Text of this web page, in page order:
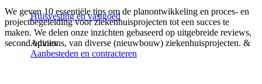
Huisvesting en vastgoed
Advies
Aanbesteden en contracteren
We geven 10 essentiële tips om de planontwikkeling en proces- en
projectbegeleiding voor ziekenhuisprojecten tot een succes te
maken. We delen onze inzichten gebaseerd op uitgebreide reviews,
second opinions, van diverse (nieuwbouw) ziekenhuisprojecten. &